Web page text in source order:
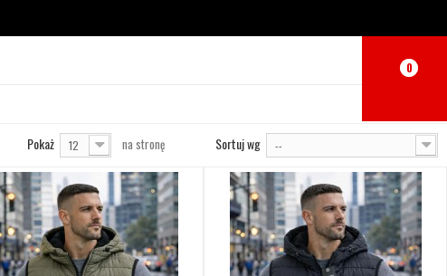
0
0
Sortuj wg --
Pokaż 12 na stronę